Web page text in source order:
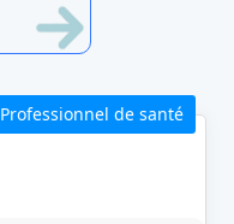
Professionnel de santé